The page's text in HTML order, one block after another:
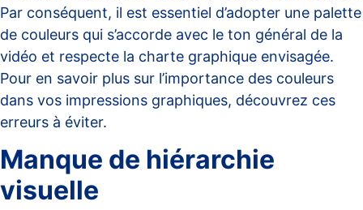
Par conséquent, il est essentiel d’adopter une palette
de couleurs qui s’accorde avec le ton général de la
vidéo et respecte la charte graphique envisagée.
Pour en savoir plus sur l’importance des couleurs
dans vos impressions graphiques, découvrez ces
erreurs à éviter.
Manque de hiérarchie
visuelle